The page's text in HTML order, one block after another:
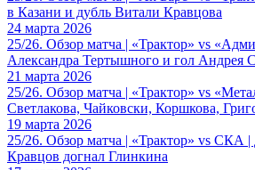
в Казани и дубль Витали Кравцова
24 марта 2026
25/26. Обзор матча | «Трактор» vs
Александра Тертышного и гол Андрея
21 марта 2026
25/26. Обзор матча | «Трактор» vs
Светлакова, Чайковски, Коршкова,
19 марта 2026
25/26. Обзор матча | «Трактор» vs СКА |
Кравцов догнал Глинкина